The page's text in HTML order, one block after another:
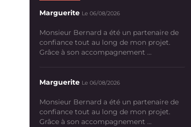
Marguerite Le 06/08/2026
Monsieur Bernard a été un partenaire de
confiance tout au long de mon projet.
Grâce à son accompagnement ...
Marguerite Le 06/08/2026
Monsieur Bernard a été un partenaire de
confiance tout au long de mon projet.
Grâce à son accompagnement ...